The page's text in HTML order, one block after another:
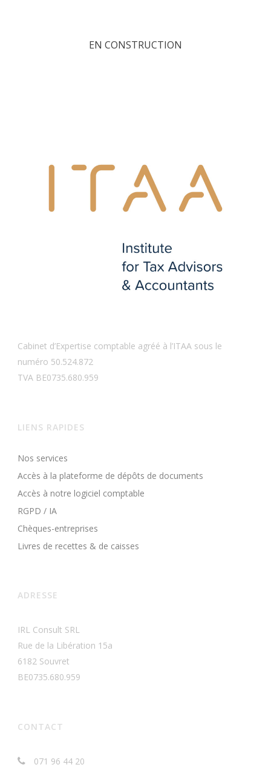
EN CONSTRUCTION
Cabinet d’Expertise comptable agréé à l’ITAA sous le
numéro 50.524.872
TVA BE0735.680.959
LIENS RAPIDES
Nos services
Accès à la plateforme de dépôts de documents
Accès à notre logiciel comptable
RGPD / IA
Chèques-entreprises
Livres de recettes & de caisses
ADRESSE
IRL Consult SRL
Rue de la Libération 15a
6182 Souvret
BE0735.680.959
CONTACT
071 96 44 20